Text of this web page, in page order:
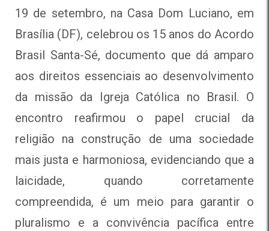
19 de setembro, na Casa Dom Luciano, em
Brasília (DF), celebrou os 15 anos do Acordo
Brasil Santa-Sé, documento que dá amparo
aos direitos essenciais ao desenvolvimento
da missão da Igreja Católica no Brasil. O
encontro reafirmou o papel crucial da
religião na construção de uma sociedade
mais justa e harmoniosa, evidenciando que a
laicidade, quando corretamente
compreendida, é um meio para garantir o
pluralismo e a convivência pacífica entre